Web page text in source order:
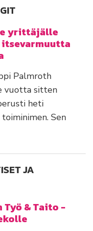
yrittäjälle
Palmroth
vuotta sitten
heti
Sen
JA
Työ & Taito -